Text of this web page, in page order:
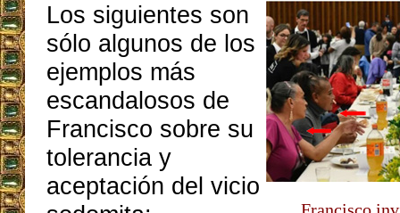
Los siguientes son
sólo algunos de los
ejemplos más
escandalosos de
Francisco sobre su
tolerancia y
aceptación del vicio